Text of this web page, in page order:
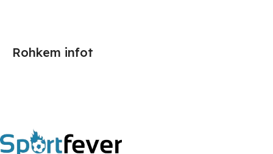
Rohkem infot